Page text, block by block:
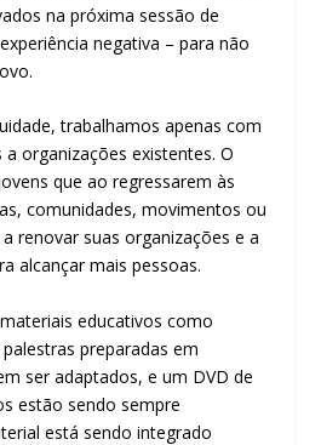
na próxima sessão de
negativa – para não
trabalhamos apenas com
organizações existentes. O
que ao regressarem às
comunidades, movimentos ou
renovar suas organizações e a
alcançar mais pessoas.
educativos como
preparadas em
ser adaptados, e um DVD de
estão sendo sempre
está sendo integrado